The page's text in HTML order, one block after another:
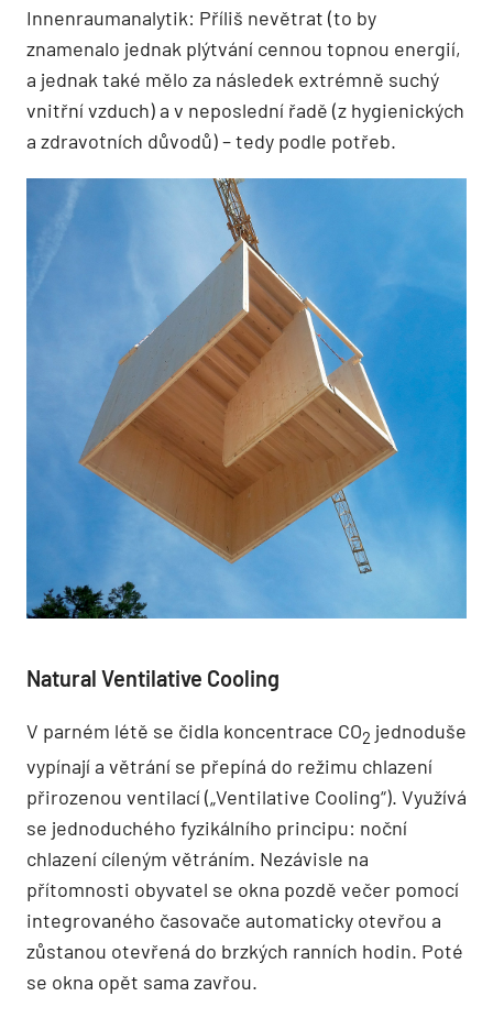
Innenraumanalytik: Příliš nevětrat (to by
znamenalo jednak plýtvání cennou topnou energií,
a jednak také mělo za následek extrémně suchý
vnitřní vzduch) a v neposlední řadě (z hygienických
a zdravotních důvodů) – tedy podle potřeb.
Natural Ventilative Cooling
V parném létě se čidla koncentrace CO2 jednoduše
vypínají a větrání se přepíná do režimu chlazení
přirozenou ventilací („Ventilative Cooling“). Využívá
se jednoduchého fyzikálního principu: noční
chlazení cíleným větráním. Nezávisle na
přítomnosti obyvatel se okna pozdě večer pomocí
integrovaného časovače automaticky otevřou a
zůstanou otevřená do brzkých ranních hodin. Poté
se okna opět sama zavřou.